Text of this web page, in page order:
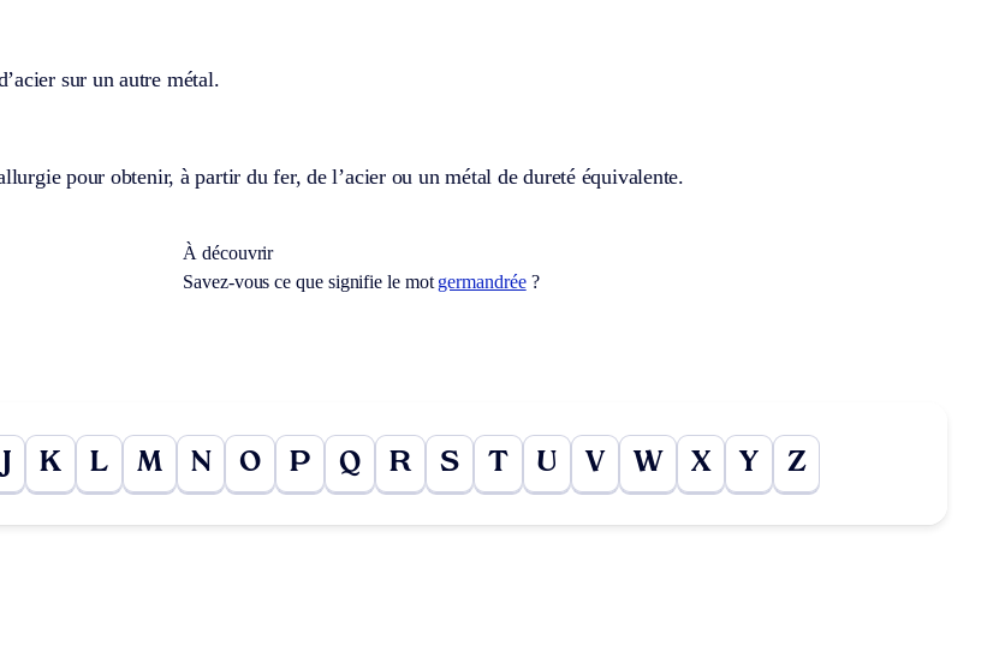
sur un autre métal.
pour obtenir, à partir du fer, de l’acier ou un métal de dureté équivalente.
À découvrir
Savez-vous ce que signifie le mot germandrée?
K L M N O P Q R S T U V W X Y Z